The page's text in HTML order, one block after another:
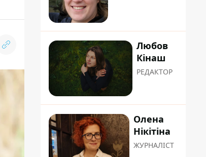
Любов
Кінаш
РЕДАКТОР
Олена
Нікітіна
ЖУРНАЛІСТ